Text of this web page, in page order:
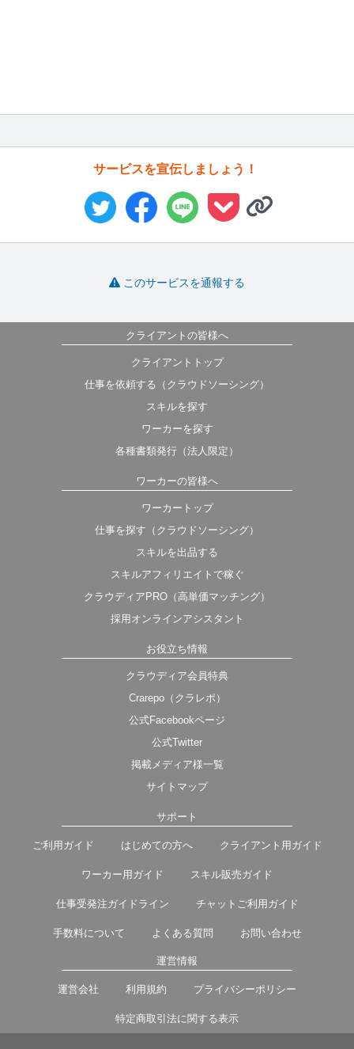
サービスを宣伝しましょう！
このサービスを通報する
クライアントの皆様へ
クライアントトップ
仕事を依頼する（クラウドソーシング）
スキルを探す
ワーカーを探す
各種書類発行（法人限定）
ワーカーの皆様へ
ワーカートップ
仕事を探す（クラウドソーシング）
スキルを出品する
スキルアフィリエイトで稼ぐ
クラウディアPRO（高単価マッチング）
採用オンラインアシスタント
お役立ち情報
クラウディア会員特典
Crarepo（クラレポ）
公式Facebookページ
公式Twitter
掲載メディア様一覧
サイトマップ
サポート
ご利用ガイド はじめての方へ クライアント用ガイド
ワーカー用ガイド スキル販売ガイド
仕事受発注ガイドライン チャットご利用ガイド
手数料について よくある質問 お問い合わせ
運営情報
運営会社 利用規約 プライバシーポリシー
特定商取引法に関する表示